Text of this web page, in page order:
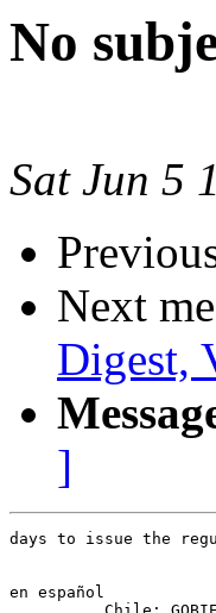
No
Sat Jun 5
Next
Digest,
]
days to issue the
en español